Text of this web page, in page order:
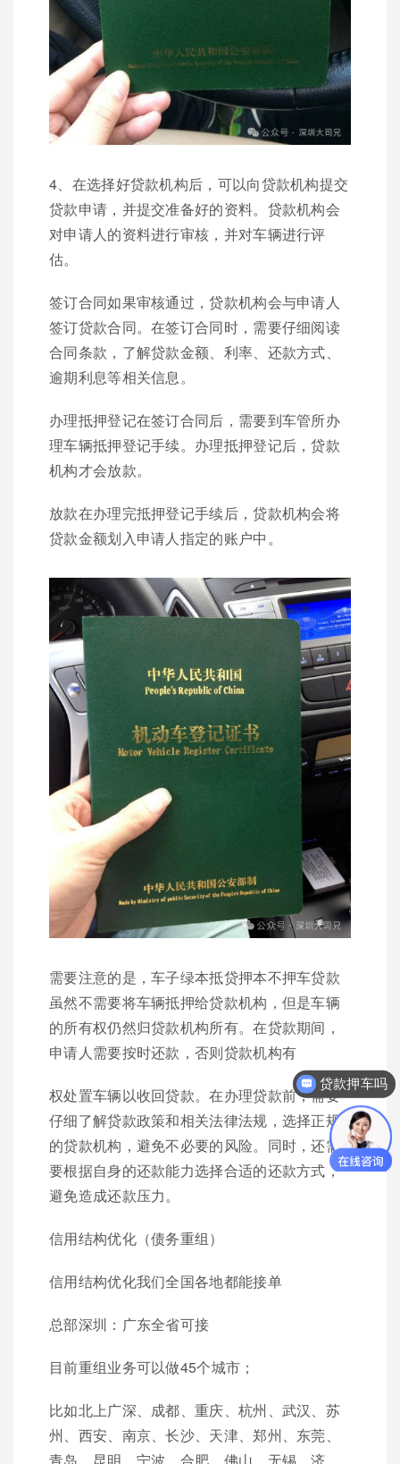
4、在选择好贷款机构后，可以向贷款机构提交
贷款申请，并提交准备好的资料。贷款机构会
对申请人的资料进行审核，并对车辆进行评
估。
签订合同如果审核通过，贷款机构会与申请人
签订贷款合同。在签订合同时，需要仔细阅读
合同条款，了解贷款金额、利率、还款方式、
逾期利息等相关信息。
办理抵押登记在签订合同后，需要到车管所办
理车辆抵押登记手续。办理抵押登记后，贷款
机构才会放款。
放款在办理完抵押登记手续后，贷款机构会将
贷款金额划入申请人指定的账户中。
需要注意的是，车子绿本抵贷押本不押车贷款
虽然不需要将车辆抵押给贷款机构，但是车辆
的所有权仍然归贷款机构所有。在贷款期间，
申请人需要按时还款，否则贷款机构有
权处置车辆以收回贷款。在办理贷款前，需要
仔细了解贷款政策和相关法律法规，选择正规
的贷款机构，避免不必要的风险。同时，还需
要根据自身的还款能力选择合适的还款方式，
避免造成还款压力。
信用结构优化（债务重组）
信用结构优化我们全国各地都能接单
总部深圳：广东全省可接
目前重组业务可以做45个城市；
比如北上广深、成都、重庆、杭州、武汉、苏
州、西安、南京、长沙、天津、郑州、东莞、
青岛、昆明、宁波、合肥、佛山、无锡、济
贷款押车吗